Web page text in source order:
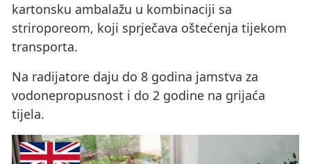
kartonsku ambalažu u kombinaciji sa
striroporeom, koji sprječava oštećenja tijekom
transporta.
Na radijatore daju do 8 godina jamstva za
vodonepropusnost i do 2 godine na grijaća
tijela.